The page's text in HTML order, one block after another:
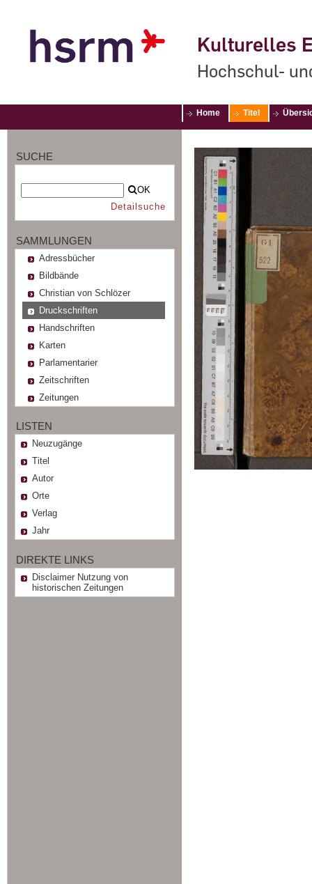
Kulturelles
Hochschul-
Home Titel
SUCHE
OK
Detailsuche
SAMMLUNGEN
Adressbücher
Bildbände
Christian von Schlözer
Druckschriften
Handschriften
Karten
Parlamentarier
Zeitschriften
Zeitungen
LISTEN
Neuzugänge
Titel
Autor
Orte
Verlag
Jahr
DIREKTE LINKS
Disclaimer Nutzung von
historischen Zeitungen